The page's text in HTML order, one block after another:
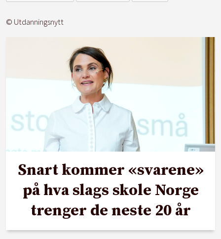
© Utdanningsnytt
Snart kommer «svarene»
på hva slags skole Norge
trenger de neste 20 år